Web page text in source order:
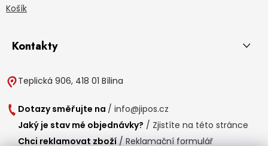
Košík
Kontakty
Teplická 906, 418 01 Bílina
Dotazy směřujte na / info@jipos.cz
Jaký je stav mé objednávky? / Zjistíte na této stránce
Chci reklamovat zboží / Reklamační formulář